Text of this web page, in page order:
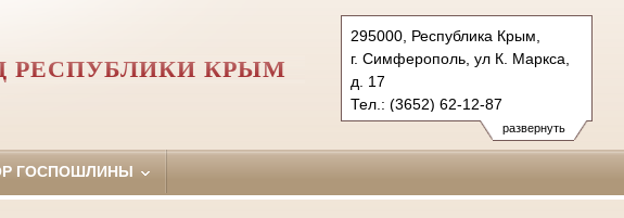
развернуть
295000, Республика Крым,
г. Симферополь, ул К. Маркса,
д. 17
Тел.: (3652) 62-12-87
simpheropolskiy.krm@sudrf.ru
РЕСПУБЛИКИ КРЫМ
ГОСПОШЛИНЫ